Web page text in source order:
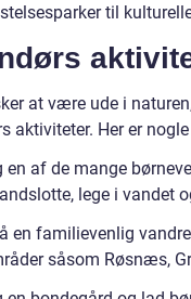
til
at være ude i
aktiviteter. Her er
en af de mange
lege i vandet
en familievenlig
såsom Røsnæs,